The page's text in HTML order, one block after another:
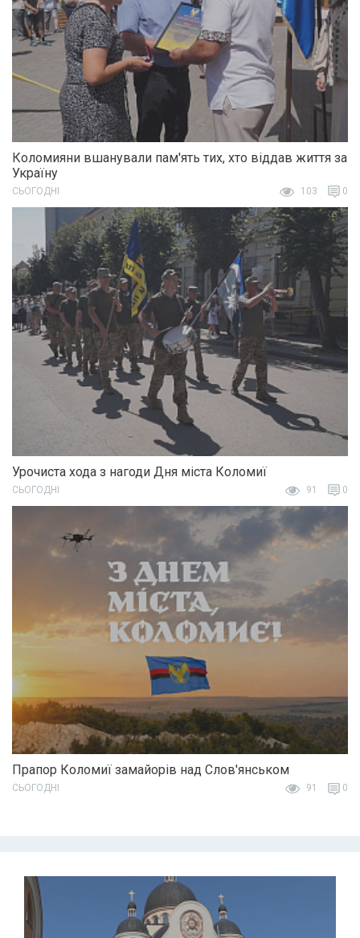
Коломияни вшанували пам'ять тих, хто віддав життя за
Україну
СЬОГОДНІ 103 0
Урочиста хода з нагоди Дня міста Коломиї
СЬОГОДНІ 91 0
Прапор Коломиї замайорів над Слов'янськом
СЬОГОДНІ 91 0